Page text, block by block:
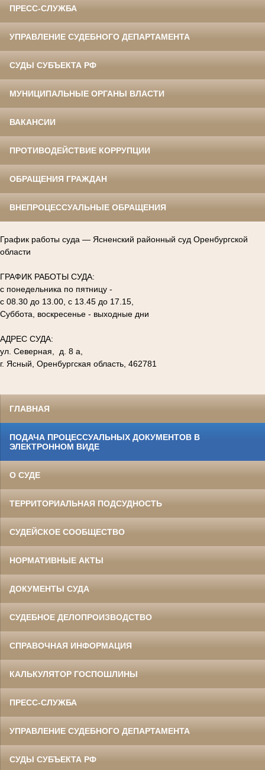
ПРЕСС-СЛУЖБА
УПРАВЛЕНИЕ СУДЕБНОГО ДЕПАРТАМЕНТА
СУДЫ СУБЪЕКТА РФ
МУНИЦИПАЛЬНЫЕ ОРГАНЫ ВЛАСТИ
ВАКАНСИИ
ПРОТИВОДЕЙСТВИЕ КОРРУПЦИИ
ОБРАЩЕНИЯ ГРАЖДАН
ВНЕПРОЦЕССУАЛЬНЫЕ ОБРАЩЕНИЯ
График работы суда — Ясненский районный суд Оренбургской
области
ГРАФИК РАБОТЫ СУДА:
с понедельника по пятницу -
с 08.30 до 13.00, с 13.45 до 17.15,
Суббота, воскресенье - выходные дни
АДРЕС СУДА:
ул. Северная, д. 8 а,
г. Ясный, Оренбургская область, 462781
ГЛАВНАЯ
ПОДАЧА ПРОЦЕССУАЛЬНЫХ ДОКУМЕНТОВ В
ЭЛЕКТРОННОМ ВИДЕ
О СУДЕ
ТЕРРИТОРИАЛЬНАЯ ПОДСУДНОСТЬ
СУДЕЙСКОЕ СООБЩЕСТВО
НОРМАТИВНЫЕ АКТЫ
ДОКУМЕНТЫ СУДА
СУДЕБНОЕ ДЕЛОПРОИЗВОДСТВО
СПРАВОЧНАЯ ИНФОРМАЦИЯ
КАЛЬКУЛЯТОР ГОСПОШЛИНЫ
ПРЕСС-СЛУЖБА
УПРАВЛЕНИЕ СУДЕБНОГО ДЕПАРТАМЕНТА
СУДЫ СУБЪЕКТА РФ